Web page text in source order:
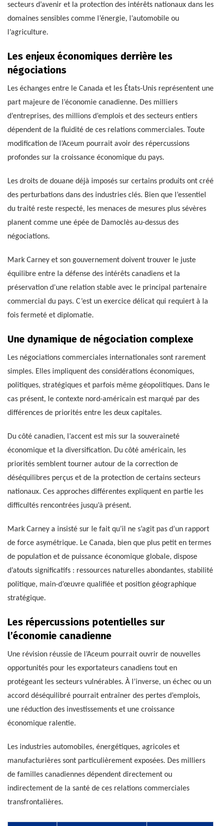
secteurs d’avenir et la protection des intérêts nationaux dans les
domaines sensibles comme l’énergie, l’automobile ou
l’agriculture.
Les enjeux économiques derrière les
négociations
Les échanges entre le Canada et les États-Unis représentent une
part majeure de l’économie canadienne. Des milliers
d’entreprises, des millions d’emplois et des secteurs entiers
dépendent de la fluidité de ces relations commerciales. Toute
modification de l’Aceum pourrait avoir des répercussions
profondes sur la croissance économique du pays.
Les droits de douane déjà imposés sur certains produits ont créé
des perturbations dans des industries clés. Bien que l’essentiel
du traité reste respecté, les menaces de mesures plus sévères
planent comme une épée de Damoclès au-dessus des
négociations.
Mark Carney et son gouvernement doivent trouver le juste
équilibre entre la défense des intérêts canadiens et la
préservation d’une relation stable avec le principal partenaire
commercial du pays. C’est un exercice délicat qui requiert à la
fois fermeté et diplomatie.
Une dynamique de négociation complexe
Les négociations commerciales internationales sont rarement
simples. Elles impliquent des considérations économiques,
politiques, stratégiques et parfois même géopolitiques. Dans le
cas présent, le contexte nord-américain est marqué par des
différences de priorités entre les deux capitales.
Du côté canadien, l’accent est mis sur la souveraineté
économique et la diversification. Du côté américain, les
priorités semblent tourner autour de la correction de
déséquilibres perçus et de la protection de certains secteurs
nationaux. Ces approches différentes expliquent en partie les
difficultés rencontrées jusqu’à présent.
Mark Carney a insisté sur le fait qu’il ne s’agit pas d’un rapport
de force asymétrique. Le Canada, bien que plus petit en termes
de population et de puissance économique globale, dispose
d’atouts significatifs : ressources naturelles abondantes, stabilité
politique, main-d’œuvre qualifiée et position géographique
stratégique.
Les répercussions potentielles sur
l’économie canadienne
Une révision réussie de l’Aceum pourrait ouvrir de nouvelles
opportunités pour les exportateurs canadiens tout en
protégeant les secteurs vulnérables. À l’inverse, un échec ou un
accord déséquilibré pourrait entraîner des pertes d’emplois,
une réduction des investissements et une croissance
économique ralentie.
Les industries automobiles, énergétiques, agricoles et
manufacturières sont particulièrement exposées. Des milliers
de familles canadiennes dépendent directement ou
indirectement de la santé de ces relations commerciales
transfrontalières.